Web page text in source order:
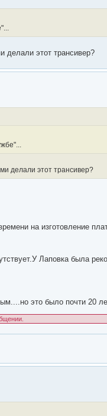
этот трансивер?
делали этот трансивер?
на изготовление
Лаповка была
это было почти 20